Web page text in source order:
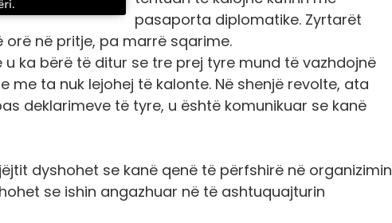
pasaporta diplomatike. Zyrtarët
në pritje, pa marrë sqarime.
ka bërë të ditur se tre prej tyre mund të vazhdojnë
ta nuk lejohej të kalonte. Në shenjë revolte, ata
deklarimeve të tyre, u është komunikuar se kanë
dyshohet se kanë qenë të përfshirë në organizimin
se ishin angazhuar në të ashtuquajturin